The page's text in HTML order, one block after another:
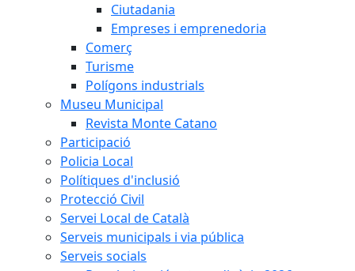
Ciutadania
Empreses i emprenedoria
Comerç
Turisme
Polígons industrials
Museu Municipal
Revista Monte Catano
Participació
Policia Local
Polítiques d'inclusió
Protecció Civil
Servei Local de Català
Serveis municipals i via pública
Serveis socials